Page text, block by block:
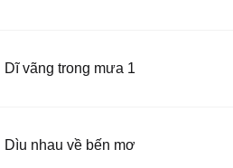
Dĩ vãng trong mưa 1
Dìu nhau về bến mơ